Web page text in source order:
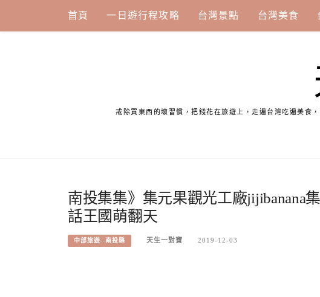
content
首頁 一日遊行程攻略 台灣景點 台灣美食
戒除買東西的壞習慣，把錢花在旅遊上，走遍台灣吃遍美食
南投集集》集元果觀光工廠jijibanana
話王國萌翻天
中部旅遊--南投縣 天生一對寶 2019-12-03